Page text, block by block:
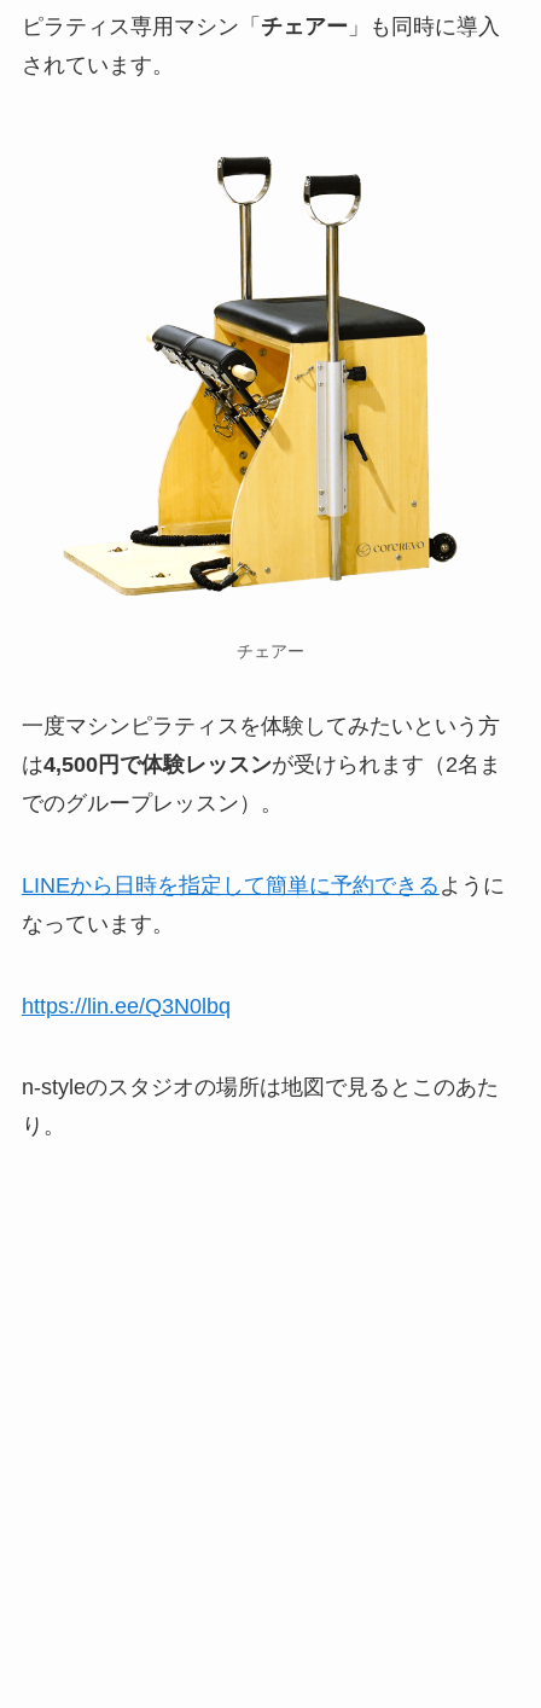
ピラティス専用マシン「 チェアー 」も同時に導入
されています。
チェアー
一度マシンピラティスを体験してみたいという方
は4,500円で体験レッスンが受けられます（2名ま
でのグループレッスン）。
LINEから日時を指定して簡単に予約できる ように
なっています。
https://lin.ee/Q3N0lbq
n-styleのスタジオの場所は地図で見るとこのあた
り。